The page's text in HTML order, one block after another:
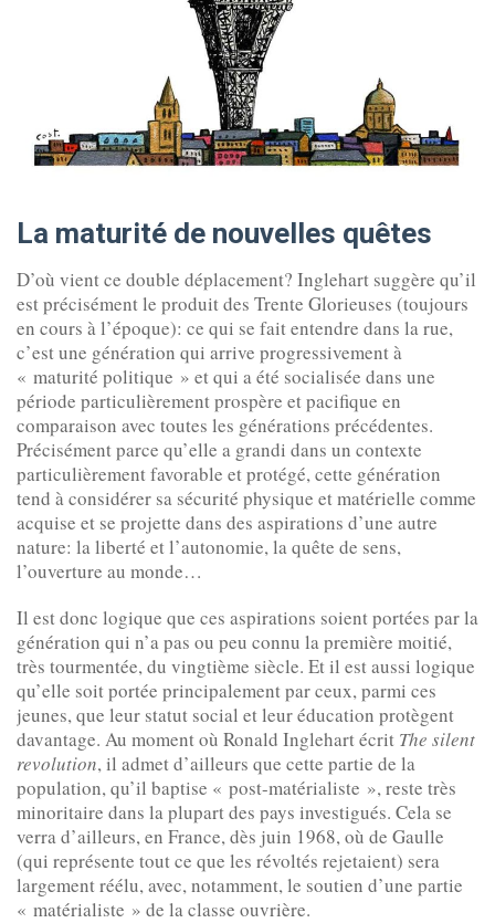
La maturité de nouvelles quêtes
D’où vient ce double déplacement? Inglehart suggère qu’il
est précisément le produit des Trente Glorieuses (toujours
en cours à l’époque): ce qui se fait entendre dans la rue,
c’est une génération qui arrive progressivement à
« maturité politique » et qui a été socialisée dans une
période particulièrement prospère et pacifique en
comparaison avec toutes les générations précédentes.
Précisément parce qu’elle a grandi dans un contexte
particulièrement favorable et protégé, cette génération
tend à considérer sa sécurité physique et matérielle comme
acquise et se projette dans des aspirations d’une autre
nature: la liberté et l’autonomie, la quête de sens,
l’ouverture au monde…
Il est donc logique que ces aspirations soient portées par la
génération qui n’a pas ou peu connu la première moitié,
très tourmentée, du vingtième siècle. Et il est aussi logique
qu’elle soit portée principalement par ceux, parmi ces
jeunes, que leur statut social et leur éducation protègent
davantage. Au moment où Ronald Inglehart écrit The silent
revolution, il admet d’ailleurs que cette partie de la
population, qu’il baptise « post-matérialiste », reste très
minoritaire dans la plupart des pays investigués. Cela se
verra d’ailleurs, en France, dès juin 1968, où de Gaulle
(qui représente tout ce que les révoltés rejetaient) sera
largement réélu, avec, notamment, le soutien d’une partie
« matérialiste » de la classe ouvrière.